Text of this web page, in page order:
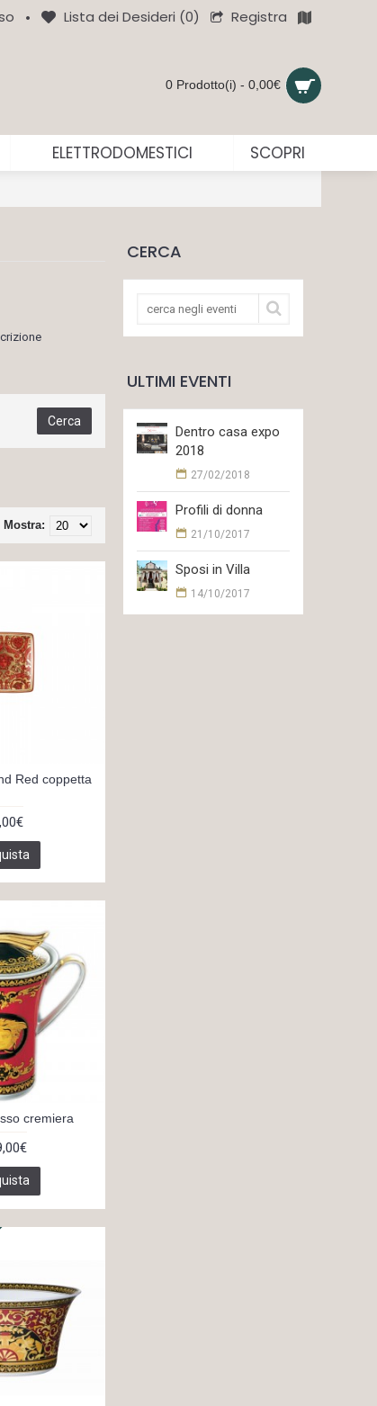
• Lista dei Desideri (0) Registra
0 Prodotto(i) - 0,00€
ELETTRODOMESTICI SCOPRI
CERCA
ULTIMI EVENTI
Dentro casa expo
2018
27/02/2018
Profili di donna
21/10/2017
Sposi in Villa
14/10/2017
Mostra:
Red coppetta
cremiera